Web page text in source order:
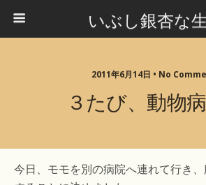
いぶし銀杏な
2011年6月14日 • No
３たび、動物
今日、モモを別の病院へ連れて行き